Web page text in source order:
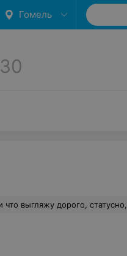
Гомель
30
образа собрали лайков больше, чем другие мои посты)) Эффект "Вау" был достигнут!!!))